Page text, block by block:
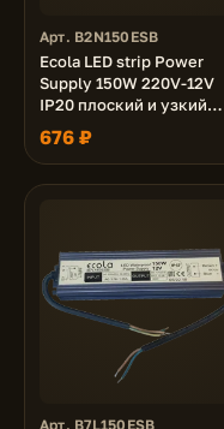
Арт. B2N150ESB
Ecola LED strip Power
Supply 150W 220V-12V
IP20 плоский и узкий
блок питания для
светодиодной ленты
676 ₽
Арт. B7L150ESB